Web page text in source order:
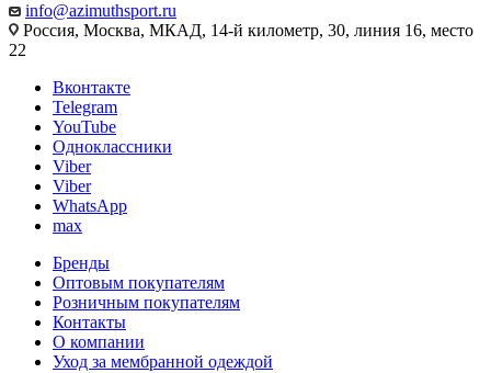
info@azimuthsport.ru
Россия, Москва, МКАД, 14-й километр, 30, линия 16, место
22
Вконтакте
Telegram
YouTube
Одноклассники
Viber
Viber
WhatsApp
max
Бренды
Оптовым покупателям
Розничным покупателям
Контакты
О компании
Уход за мембранной одеждой